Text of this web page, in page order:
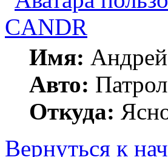
CANDR
Имя: Андрей
Авто:
Откуда:
Вернуться к